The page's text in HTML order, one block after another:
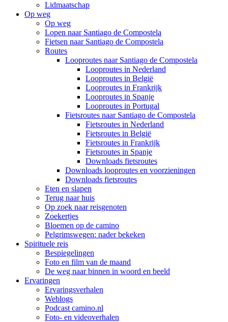
Lidmaatschap
Op weg
Op weg
Lopen naar Santiago de Compostela
Fietsen naar Santiago de Compostela
Routes
Looproutes naar Santiago de Compostela
Looproutes in Nederland
Looproutes in België
Looproutes in Frankrijk
Looproutes in Spanje
Looproutes in Portugal
Fietsroutes naar Santiago de Compostela
Fietsroutes in Nederland
Fietsroutes in België
Fietsroutes in Frankrijk
Fietsroutes in Spanje
Downloads fietsroutes
Downloads looproutes en voorzieningen
Downloads fietsroutes
Eten en slapen
Terug naar huis
Op zoek naar reisgenoten
Zoekertjes
Bloemen op de camino
Pelgrimswegen: nader bekeken
Spirituele reis
Bespiegelingen
Foto en film van de maand
De weg naar binnen in woord en beeld
Ervaringen
Ervaringsverhalen
Weblogs
Podcast camino.nl
Foto- en videoverhalen